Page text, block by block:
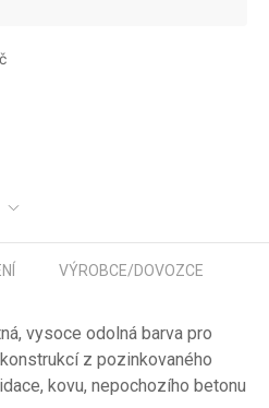
VÝROBCE/DOVOZCE
vysoce odolná barva pro
z pozinkovaného
kovu, nepochozího betonu